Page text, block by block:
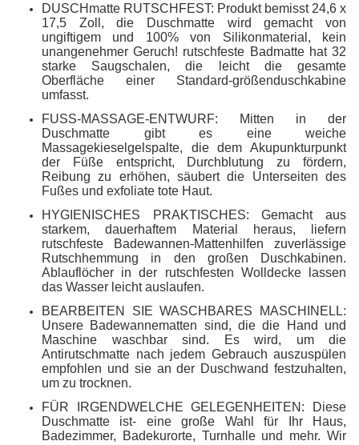
DUSCHmatte RUTSCHFEST: Produkt bemisst 24,6 x
17,5 Zoll, die Duschmatte wird gemacht von
ungiftigem und 100% von Silikonmaterial, kein
unangenehmer Geruch! rutschfeste Badmatte hat 32
starke Saugschalen, die leicht die gesamte
Oberfläche einer Standard-größenduschkabine
umfasst.
FUSS-MASSAGE-ENTWURF: Mitten in der
Duschmatte gibt es eine weiche
Massagekieselgelspalte, die dem Akupunkturpunkt
der Füße entspricht, Durchblutung zu fördern,
Reibung zu erhöhen, säubert die Unterseiten des
Fußes und exfoliate tote Haut.
HYGIENISCHES PRAKTISCHES: Gemacht aus
starkem, dauerhaftem Material heraus, liefern
rutschfeste Badewannen-Mattenhilfen zuverlässige
Rutschhemmung in den großen Duschkabinen.
Ablauflöcher in der rutschfesten Wolldecke lassen
das Wasser leicht auslaufen.
BEARBEITEN SIE WASCHBARES MASCHINELL:
Unsere Badewannematten sind, die die Hand und
Maschine waschbar sind. Es wird, um die
Antirutschmatte nach jedem Gebrauch auszuspülen
empfohlen und sie an der Duschwand festzuhalten,
um zu trocknen.
FÜR IRGENDWELCHE GELEGENHEITEN: Diese
Duschmatte ist- eine große Wahl für Ihr Haus,
Badezimmer, Badekurorte, Turnhalle und mehr. Wir